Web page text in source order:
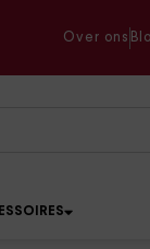
Over ons